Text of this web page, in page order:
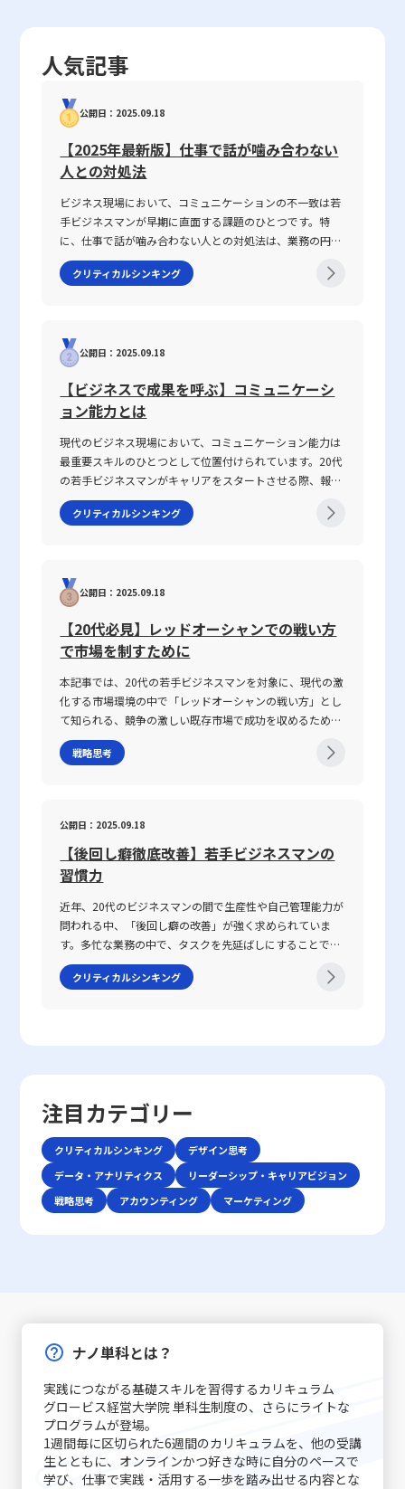
の見直しが必要となるであろう。特に、若手ビジネスマンにとって
れ、時代に即した柔軟な戦略構築が求められる。最終的に、販促戦
略は企業全体の成長戦略の重要な一環であり、実践と改善のサイク
ルを通じて、持続的な業績向上を実現するための基盤となる。企業
が市場で優位に立つためには、短期的な成果だけでなく、中長期的
な視点に立った戦略の策定と運用が不可欠である。これらの視点を
踏まえ、現在の市場環境に適応した販促戦略の確立が、企業の成長
およびブランド価値の向上に直結することは明白である。今後も
日々変化する市場ニーズに柔軟に対応し、戦略的な実践を続けるこ
とが、若手ビジネスマンにとって大きな成長機会となるであろう。
戦略そのものに深く根付いた概念として捉えるべきものです。パッ
べてこの戦略の一翼を担っており、各要素が有機的に連携すること
で、消費者の心に強烈な印象を植え付けることができるのです。今
後、企業がさらなる成長と差別化を図るためには、ブランド連想の
形成とその最適化に注力することが、決定的な成果へとつながるで
しょう。 このように、ブランド連想の構築は、単なる企業のイメ
ージ戦略だけでなく、消費者の心に働きかける全社的な取組みとし
て捉えるべきです。一貫性のあるデザイン、明確なメッセージ、そ
して消費者との信頼関係の構築を通じて、ブランドは市場において
様には、このプロセスを戦略的に理解し、自身のビジネスシーンに
様化に伴い、より高度なデータ分析と迅速な意思決定が求められ
識をしっかりと身につけ、市場での競争優位性を確保するための戦
略的ツールとして活用することが推奨される。最終的に、企業は自
社商品の特性に応じた価格政策を構築し、安定した収益と市場シェ
アの拡大を目指すべきである。価格弾力性の正確な理解と応用は、
経営資源の効率的配分とリスク管理の両面から、持続可能な成長戦
略の策定に資するものである。
的かつ戦略的な判断が求められます。 まとめ 以上のように、社会
判断する心理的メカニズムであり、現代の情報過多の環境下におい
ては不可欠な判断ツールとなっています。 ビジネスの現場におい
ては、顧客の声や成功事例、具体的な数値データを活用すること
で、製品やサービスの信頼性を高め、消費者の購買行動を効果的に
促すことが可能です。また、組織内の意思決定や合意形成を支援す
る手段としても、社会的証明は大きな役割を果たしています。 し
かしながら、その効果を過信することなく、偽情報や過度な演出と
いったリスクに対しては常に注意を払う必要があります。透明性を
もって正確な情報を提供すること、そして多角的な視点を取り入れ
ることで、社会的証明の力を健全に活用することが肝要です。 現
この時代において、社会的証明が示す「他者の判断」を鵜呑みにす
るだけでなく、自身の経験や専門知識と照らし合わせた上で最適な
判断を下すための材料とすることが、より効果的なビジネス戦略の
構築につながると考えられます。 最終的に、社会的証明は単なる
ング戦略の中核をなす要素として、今後ますますその重要性を増し
ていくでしょう。若手ビジネスマンである皆様が、この心理現象を
理解し、正しく活用することにより、より確実かつ戦略的な意思決
定を実現し、継続的な成長と成功を掴むことを期待しています。
人気記事
公開日：2025.09.18
【2025年最新版】仕事で話が噛み合わない
人との対処法
ビジネス現場において、コミュニケーションの不一致は若
手ビジネスマンが早期に直面する課題のひとつです。特
に、仕事で話が噛み合わない人との対処法は、業務の円滑
な遂行や信頼関係の構築に直結する重要なテーマです。
2025年の現代において、情報の多様化や働き方の変化が進
では、なぜ「話が噛み合わない状態」が生じるのか、その
原因と背景を整理するとともに、仕事で話が噛み合わない
マンが抱えるコミュニケーションギャップについて、論理
的思考を交えて解説し、実務で役立つヒントを提供しま
「話がかみ合わない状態」とは、意図や目的の認識のズ
レ、情報の伝達不足、さらには前提条件の違いにより、相
手と効果的なコミュニケーションが図れない状況を指しま
す。多くの場合、このような現象は一方的な問題ではな
く、双方の認識の不一致や話の抽象度が高すぎることから
わらないことが挙げられます。前提条件や目的が共有され
ていない場合、会話は容易に脱線し、誤解を生む原因とな
ります。さらに、個々の話し方の好みや知識量の違い、さ
らには一方の思考が整理されずに抽象的な言葉で表現され
る場合、双方の話の噛み合わなさは一層深刻になります。
話がかみ合わない現象は、単なるコミュニケーションのミ
スではなく、現代ビジネスにおける意思疎通の複雑さと密
接に関わっています。企業内の組織体制や情報共有の仕組
事で話が噛み合わない人との対処法を模索する上での鍵と
踏まえる必要があります。まず、会話の基本となる前提条
件を共有することが不可欠です。会議や打ち合わせの冒頭
で議論のゴールや目的、前提条件を再確認することで、話
の軸がぶれるのを防ぐことができます。具体的な対策とし
ては、以下の点が挙げられます。・まず、話の内容は具体
的に整理し、主語と述語を明確にすることが重要です。特
に急いでいる状況や複雑な問題を扱う場合、あいまいな表
現を避け、論点を整理して伝える努力が必要です。・次
に、相手の理解度を随時確認することが推奨されます。た
ブル回避に寄与します。・さらに、自己の思考を論理的に
果として仕事で話が噛み合わない人との対処法がより効果
的に機能します。論理的思考は、複雑な情報をシンプルに
まとめるための基本スキルであり、コミュニケーションの
質を大きく左右します。これらの注意点を踏まえた上で、
略と実践例 ここでは、「仕事で話が噛み合わない人との対
処法」として認識される具体的な戦略を、実践例とともに
解説します。多岐にわたる原因に対して、個々のケースに
応じた対策を講じることが求められます。まず、会話の開
始時に必ず現状の認識を共有することが基本です。長年の
経験が示すように、「話の前提条件を合わせる」ことは、
双方のコミュニケーションの齟齬を防ぐ第一歩です。たと
えば、新たなプロジェクトのキックオフミーティングで
は、各参加者が同じゴールと進行予定を共有することで、
クリティカルシンキング
公開日：2025.09.18
【ビジネスで成果を呼ぶ】コミュニケーシ
ョン能力とは
現代のビジネス現場において、コミュニケーション能力は
最重要スキルのひとつとして位置付けられています。20代
の若手ビジネスマンがキャリアをスタートさせる際、報
告・連絡・相談はもちろん、上司・部下、部署間、さらに
は対外の取引先との関係構築にもおいて、この能力は不可
構成要素、日々の実践方法、注意すべきポイントまで、専
門性の高い視点で徹底解説します。また、ICTツールが急
在する現代において、コミュニケーション能力がどのよう
に成果に結び付くのか、その背景と実践的な鍛え方につい
ミュニケーション能力とは、単に情報を伝えるだけではな
く、相手の反応を予測し、意思疎通を円滑にするための高
度なスキルを指します。ビジネスにおいては、報連相やプ
レゼンテーション、会議、さらにはオンラインツールを介
した対話など、多岐にわたるシーンで求められます。この
く、個人の素質と経験が複雑に絡み合っています。「ビジ
は、論理的思考、傾聴力、発信力といった要素を統合し、
相手に正確かつ効果的なメッセージを伝えることで、相手
より、メール、チャット、ビデオ会議など多様なコミュニ
ケーション手法が登場しました。しかし、テキストや非対
面のやりとりは時に「既読未読」「いいね」といった簡易
な反応だけに頼る傾向があり、誤解や遅延が発生する可能
性があります。このため、現代のビジネスシーンでは、対
む複合的なプロセスであり、相手にどこまで伝わったか、
あるいは誤解が生じたかを見極める能力が必要となりま
す。「ビジネスにおけるコミュニケーション能力」で成功
を収めるためには、自身の伝えたい内容を明確に定義し、
使用する手段・場面に応じて最適な技術を選択できる柔軟
性が求められます。 特に、若手ビジネスマンにとっては、
が質の高いコミュニケーションを実現する鍵となります。
を高めるためには、単に技術を習得するだけでなく、いく
つかの落とし穴や注意点を認識する必要があります。ま
ず、情報伝達とコミュニケーションの違いに注意が必要で
す。単なるデータや数字の伝達が成功したとしても、相手
がその情報をどう受け取り、行動に移すかはまた別の問題
クリティカルシンキング
公開日：2025.09.18
【20代必見】レッドオーシャンでの戦い方
で市場を制すために
本記事では、20代の若手ビジネスマンを対象に、現代の激
化する市場環境の中で「レッドオーシャンの戦い方」とし
て知られる、競争の激しい既存市場で成功を収めるための
戦略や心得について、最新の事例とともに解説します。グ
ローバル化が進み、テクノロジーの急速な発展や市場環境
注意点を体系的に整理しました。 レッドオーシャンとは
「レッドオーシャン」とは、既存市場における熾烈な競争
環境を表す比喩表現です。この概念は、2005年にW・チャ
ー・オーシャン戦略』にて取り上げられ、赤く血に染まっ
た海をイメージすることで、限られた需要を巡って多数の
企業が激しく争う状況を表現しています。特に、レッドオ
ーシャの 戦い方としてのアプローチは、価格競争に終始し
やすい市場の中で如何にして自社の独自性を打ち出すか、
争いが交錯し、限られた市場シェアの取り合いが続きま
す。そのため、レッドオーシャンの戦い方においては、自
社の強みや独自性を生かした戦略立案が不可欠となりま
す。 レッドオーシャン 戦い方の基本戦略 レッドオーシャ
ン市場で成功を収めるためには、以下の3つの基本戦略が
有効であるとされています。第一に、差別化戦略です。他
社と同じ製品・サービスを提供していては、顧客は選択に
や労力を削減することで市場価格を下回る優位性を保持し
ます。ユニクロが示した事例のように、大量仕入れや生産
できれば、急激な価格競争にも耐える力が養われるので
す。ただし、過度なコスト削減は品質低下やブランド価値
の喪失というリスクもあるため、バランスを見極めること
が重要です。 第三に、ニッチ戦略です。市場全体ではな
く、特定の顧客セグメントや特定のニーズに特化すること
で、競争相手の少ない領域を開拓します。高級車市場にお
戦略思考
公開日：2025.09.18
【後回し癖徹底改善】若手ビジネスマンの
習慣力
近年、20代のビジネスマンの間で生産性や自己管理能力が
問われる中、「後回し癖の改善」が強く求められていま
す。多忙な業務の中で、タスクを先延ばしにすることで生
じるストレスや自信喪失、生産性の低下は、キャリア形成
において決定的なマイナス要素となりかねません。この記
改善に向けた実践的アプローチを解説します。 先延ばし癖
とは 先延ばし癖とは、必要なタスクや業務を期限内に着
手・遂行せず、後回しにする習慣や傾向を指します。この
現象は単なる怠慢や意志の弱さだけに起因するものではな
く、心理的要因や環境要因の複合的な結果とも言えます。
例えば、失敗への恐怖心や完璧主義、さらにはADHD（注
ます。たとえば、予定された期限までにタスクが完了しな
いことによるストレスの増加、結果的な自信喪失、そして
長期的にはキャリアチャンスの逸失へとつながります。こ
のような問題は個人だけでなく、チームや組織全体に影響
を及ぼすため、早期に原因を特定し、適切な対策を講じる
ことが求められます。先延ばし癖に取り組むプロセスは、
自分自身を見つめ直し、効率的な業務遂行と成長機会を確
実に捉えるための重要なステップと言えるでしょう。 近年
は特に、テクノロジーの発展とともに多様な働き方が広が
クリティカルシンキング
注目カテゴリー
クリティカルシンキング
デザイン思考
データ・アナリティクス
リーダーシップ・キャリアビジョン
戦略思考
アカウンティング マーケティング
ナノ単科とは？
実践につながる基礎スキルを習得するカリキュラム
グロービス経営大学院 単科生制度の、さらにライトな
プログラムが登場｡
1週間毎に区切られた6週間のカリキュラムを、他の受講
生とともに、オンラインかつ好きな時に自分のペースで
学び、仕事で実践・活用する一歩を踏み出せる内容とな